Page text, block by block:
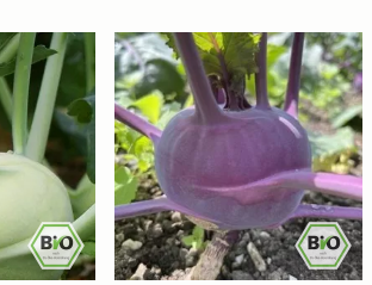
ins Freiland
Experten-Tipps im Überblick